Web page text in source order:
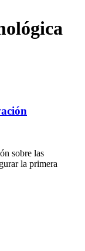
sobre las
la primera